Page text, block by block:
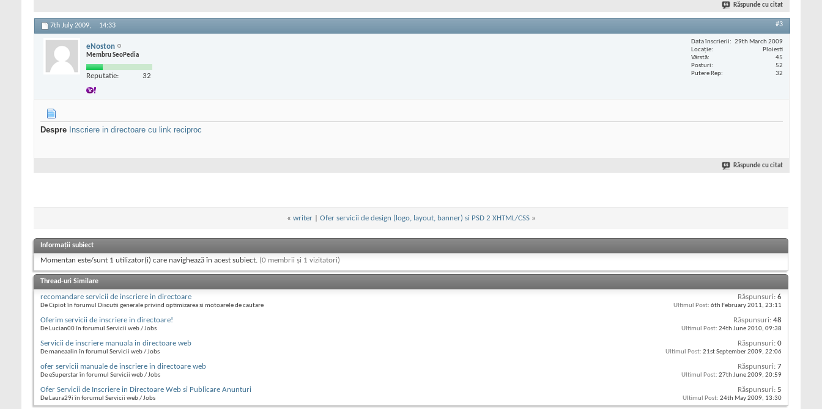
Răspunde cu citat
7th July 2009, 14:33 #3
eNoston
Membru SeoPedia
Reputatie: 32
Data înscrierii
29th March 2009
Locaţie
Ploiesti
Vârstă
45
Posturi
52
Putere Rep
32
Despre Inscriere in directoare cu link reciproc
Răspunde cu citat
« writer| Ofer servicii de design (logo, layout, banner) si PSD 2 XHTML/CSS »
Informații subiect
Momentan este/sunt 1 utilizator(i) care navighează în acest subiect. (0 membrii și 1 vizitatori)
Thread-uri Similare
recomandare servicii de inscriere in directoare
De Cipiot în forumul Discutii generale privind optimizarea si motoarele de cautare
Răspunsuri: 6
Ultimul Post: 6th February 2011, 23:11
Oferim servicii de inscriere in directoare!
De Lucian00 în forumul Servicii web / Jobs
Răspunsuri: 48
Ultimul Post: 24th June 2010, 09:38
Servicii de inscriere manuala in directoare web
De maneaalin în forumul Servicii web / Jobs
Răspunsuri: 0
Ultimul Post: 21st September 2009, 22:06
ofer servicii manuale de inscriere in directoare web
De eSuperstar în forumul Servicii web / Jobs
Răspunsuri: 7
Ultimul Post: 27th June 2009, 20:59
Ofer Servicii de Inscriere in Directoare Web si Publicare Anunturi
De Laura29i în forumul Servicii web / Jobs
Răspunsuri: 5
Ultimul Post: 24th May 2009, 13:30